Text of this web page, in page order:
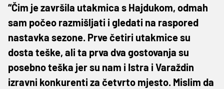
“Čim je završila utakmica s Hajdukom, odmah
sam počeo razmišljati i gledati na raspored
nastavka sezone. Prve četiri utakmice su
dosta teške, ali ta prva dva gostovanja su
posebno teška jer su nam i Istra i Varaždin
izravni konkurenti za četvrto mjesto. Mislim da